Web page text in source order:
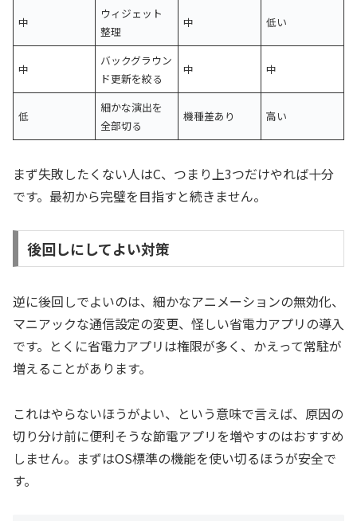
中
ウィジェット
整理
中 低い
中
バックグラウン
ド更新を絞る
中 中
低
細かな演出を
全部切る
機種差あり 高い
まず失敗したくない人はC、つまり上3つだけやれば十分
です。最初から完璧を目指すと続きません。
後回しにしてよい対策
逆に後回しでよいのは、細かなアニメーションの無効化、
マニアックな通信設定の変更、怪しい省電力アプリの導入
です。とくに省電力アプリは権限が多く、かえって常駐が
増えることがあります。
これはやらないほうがよい、という意味で言えば、原因の
切り分け前に便利そうな節電アプリを増やすのはおすすめ
しません。まずはOS標準の機能を使い切るほうが安全で
す。